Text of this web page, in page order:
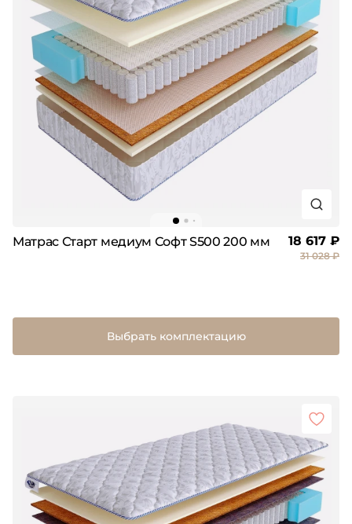
Матрас Старт медиум Софт S500 200 мм 18 617 ₽
31 028 ₽
Выбрать комплектацию